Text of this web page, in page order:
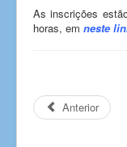
As inscrições
horas, em neste
Anterior